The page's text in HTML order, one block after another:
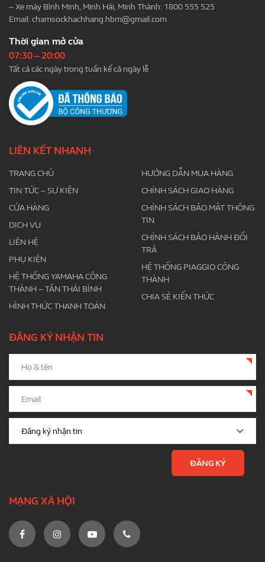
– Xe máy Bình Minh, Minh Hải, Minh Thành: 1800 555 525
Email:chamsockhachhang.hbm@gmail.com
Thời gian mở cửa
07:30 – 20:00
Tất cả các ngày trong tuần kể cả ngày lễ
LIÊN KẾT NHANH
TRANG CHỦ
TIN TỨC – SỰ KIỆN
CỬA HÀNG
DỊCH VỤ
LIÊN HỆ
PHỤ KIỆN
HỆ THỐNG YAMAHA CÔNG
THÀNH – TÂN THÁI BÌNH
HÌNH THỨC THANH TOÁN
HƯỚNG DẪN MUA HÀNG
CHÍNH SÁCH GIAO HÀNG
CHÍNH SÁCH BẢO MẬT THÔNG
TIN
CHÍNH SÁCH BẢO HÀNH ĐỔI
TRẢ
HỆ THỐNG PIAGGIO CÔNG
THÀNH
CHIA SẺ KIẾN THỨC
ĐĂNG KÝ NHẬN TIN
MẠNG XÃ HỘI